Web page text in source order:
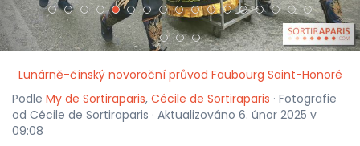
Lunárně-čínský novoroční průvod Faubourg Saint-Honoré
Podle My de Sortiraparis, Cécile de Sortiraparis · Fotografie
od Cécile de Sortiraparis · Aktualizováno 6. únor 2025 v
09:08